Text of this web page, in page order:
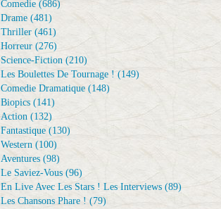
Comedie (686)
Drame (481)
Thriller (461)
Horreur (276)
Science-Fiction (210)
Les Boulettes De Tournage ! (149)
Comedie Dramatique (148)
Biopics (141)
Action (132)
Fantastique (130)
Western (100)
Aventures (98)
Le Saviez-Vous (96)
En Live Avec Les Stars ! Les Interviews (89)
Les Chansons Phare ! (79)